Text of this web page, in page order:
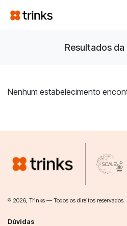
Resultados da
Nenhum estabelecimento
® 2026, Trinks — Todos os direitos reservados.
Dúvidas